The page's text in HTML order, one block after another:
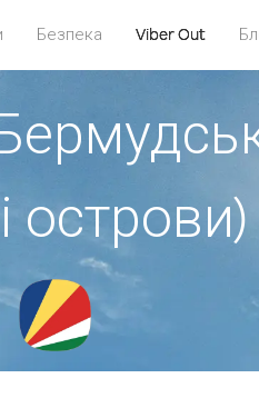
Безпека Viber Out
острови)